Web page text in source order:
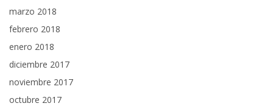
marzo 2018
febrero 2018
enero 2018
diciembre 2017
noviembre 2017
octubre 2017